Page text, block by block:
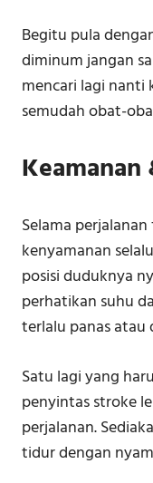
Begitu pula
diminum jangan
mencari lagi nanti
semudah obat-
Selama
kenyamanan
posisi duduknya
perhatikan suhu
terlalu panas atau
Satu lagi yang
penyintas stroke
perjalanan.
tidur dengan